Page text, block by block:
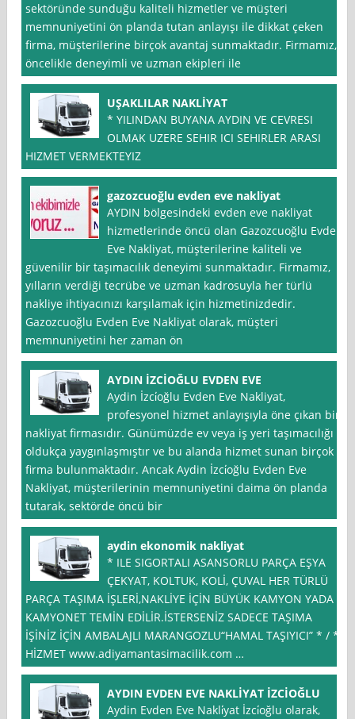
sektöründe sunduğu kaliteli hizmetler ve müşteri
memnuniyetini ön planda tutan anlayışı ile dikkat çeken
firma, müşterilerine birçok avantaj sunmaktadır. Firmamız,
öncelikle deneyimli ve uzman ekipleri ile
UŞAKLILAR NAKLİYAT
* YILINDAN BUYANA AYDIN VE CEVRESI
OLMAK UZERE SEHIR ICI SEHIRLER ARASI
HIZMET VERMEKTEYIZ
gazozcuoğlu evden eve nakliyat
AYDIN bölgesindeki evden eve nakliyat
hizmetlerinde öncü olan Gazozcuoğlu Evden
Eve Nakliyat, müşterilerine kaliteli ve
güvenilir bir taşımacılık deneyimi sunmaktadır. Firmamız,
yılların verdiği tecrübe ve uzman kadrosuyla her türlü
nakliye ihtiyacınızı karşılamak için hizmetinizdedir.
Gazozcuoğlu Evden Eve Nakliyat olarak, müşteri
memnuniyetini her zaman ön
AYDIN İZCİOĞLU EVDEN EVE
Aydin İzci̇oğlu Evden Eve Nakliyat,
profesyonel hizmet anlayışıyla öne çıkan bir
nakliyat firmasıdır. Günümüzde ev veya iş yeri taşımacılığı
oldukça yaygınlaşmıştır ve bu alanda hizmet sunan birçok
firma bulunmaktadır. Ancak Aydin İzci̇oğlu Evden Eve
Nakliyat, müşterilerinin memnuniyetini daima ön planda
tutarak, sektörde öncü bir
aydin ekonomik nakliyat
* ILE SIGORTALI ASANSORLU PARÇA EŞYA
ÇEKYAT, KOLTUK, KOLİ, ÇUVAL HER TÜRLÜ
PARÇA TAŞIMA İŞLERİ,NAKLİYE İÇİN BÜYÜK KAMYON YADA
KAMYONET TEMİN EDİLİR.İSTERSENİZ SADECE TAŞIMA
İŞİNİZ İÇİN AMBALAJLI MARANGOZLU“HAMAL TAŞIYICI” * / *
HİZMET www.adiyamantasimacilik.com …
AYDIN EVDEN EVE NAKLİYAT İZCİOĞLU
Aydin Evden Eve Nakli̇yat İzci̇oğlu olarak,